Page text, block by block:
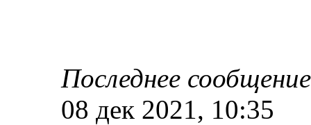
Последнее сообщение
08 дек 2021, 10:35